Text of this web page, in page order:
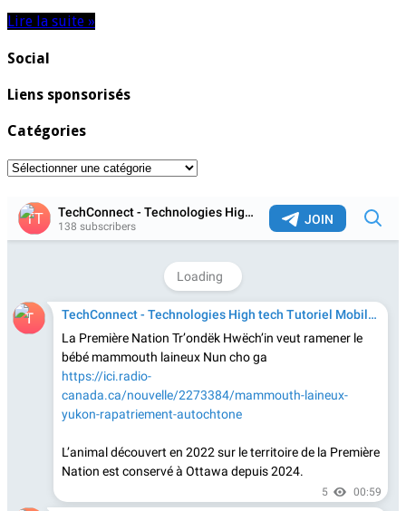
Lire la suite »
Social
Liens sponsorisés
Catégories
Catégories